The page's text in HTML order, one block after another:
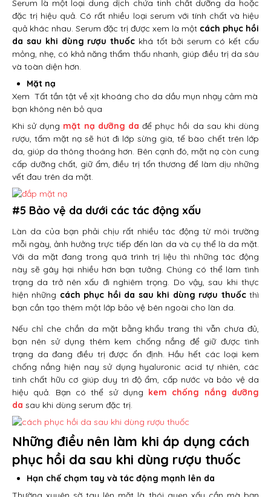
Serum là một loại dung dịch chứa tinh chất dưỡng da hoặc
đặc trị hiệu quả. Có rất nhiều loại serum với tính chất và hiệu
quả khác nhau. Serum đặc trị được xem là một cách phục hồi
da sau khi dùng rượu thuốc khá tốt bởi serum có kết cấu
mỏng, nhẹ, có khả năng thẩm thấu nhanh, giúp điều trị da sâu
và toàn diện hơn.
Mặt nạ
Xem Tất tần tật về xịt khoáng cho da dầu mụn nhạy cảm mà
bạn không nên bỏ qua
Khi sử dụng mặt nạ dưỡng da để phục hồi da sau khi dùng
rượu, tấm mặt nạ sẽ hút đi lớp sừng già, tế bào chết trên lớp
da, giúp da thông thoáng hơn. Bên cạnh đó, mặt nạ còn cung
cấp dưỡng chất, giữ ẩm, điều trị tổn thương để làm dịu những
vết đau trên da mặt.
#5 Bảo vệ da dưới các tác động xấu
Làn da của bạn phải chịu rất nhiều tác động từ môi trường
mỗi ngày, ảnh hưởng trực tiếp đến làn da và cụ thể là da mặt.
Với da mặt đang trong quá trình trị liệu thì những tác động
này sẽ gây hại nhiều hơn bạn tưởng. Chúng có thể làm tình
trạng da trở nên xấu đi nghiêm trọng. Do vậy, sau khi thực
hiện những cách phục hồi da sau khi dùng rượu thuốcthì
bạn cần tạo thêm một lớp bảo vệ bên ngoài cho làn da.
Nếu chỉ che chắn da mặt bằng khẩu trang thì vẫn chưa đủ,
bạn nên sử dụng thêm kem chống nắng để giữ được tình
trạng da đang điều trị được ổn định. Hầu hết các loại kem
chống nắng hiện nay sử dụng hyaluronic acid tự nhiên, các
tinh chất hữu cơ giúp duy trì độ ẩm, cấp nước và bảo vệ da
hiệu quả. Bạn có thể sử dụng kem chống nắng dưỡng
da sau khi dùng serum đặc trị.
Những điều nên làm khi áp dụng cách
phục hồi da sau khi dùng rượu thuốc
Hạn chế chạm tay và tác động mạnh lên da